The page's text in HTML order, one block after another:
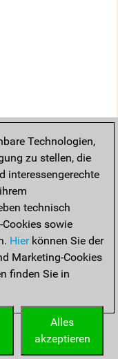
Technologien,
zu stellen, die
interessengerechte
technisch
sowie
Hierkönnen Sie der
Marketing-Cookies
finden Sie in
Alles
akzeptieren